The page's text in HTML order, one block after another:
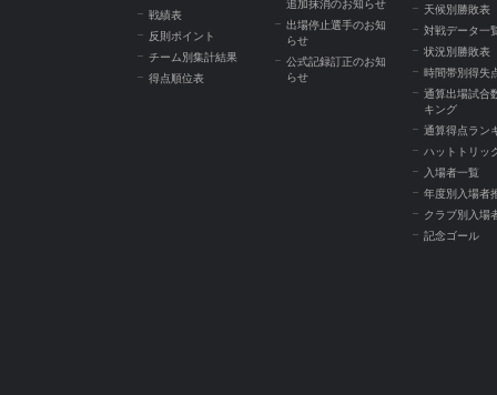
戦績表
反則ポイント
チーム別集計結果
得点順位表
追加抹消のお知らせ
出場停止選手のお知
らせ
公式記録訂正のお知
らせ
天候別勝敗表
対戦データ一
状況別勝敗表
時間帯別得失
通算出場試合
キング
通算得点ラン
ハットトリッ
入場者一覧
年度別入場者
クラブ別入場
記念ゴール